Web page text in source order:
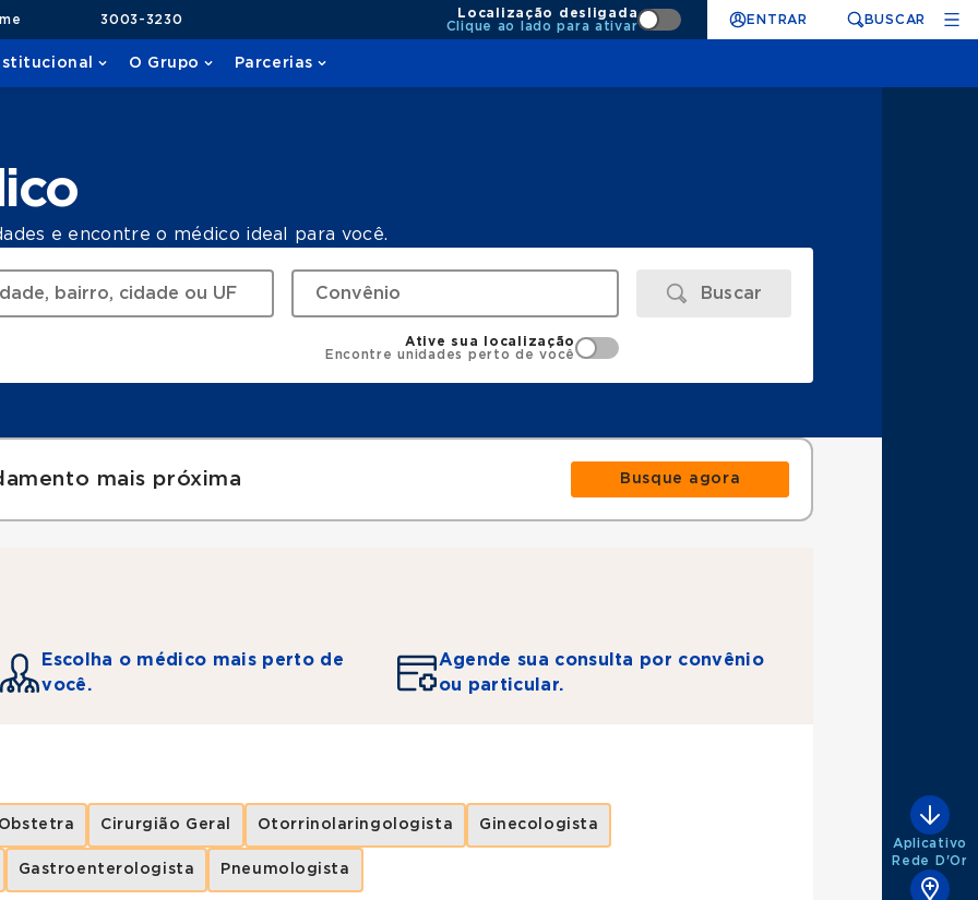
3003-3230
Localização desligada
Clique ao lado para ativar
ENTRAR BUSCAR
O Grupo Parcerias
e encontre o médico ideal para você.
Buscar
Ative sua localização
Encontre unidades perto de você
mais próxima Busque agora
Escolha o médico mais perto de
você.
Agende sua consulta por convênio
ou particular.
Obstetra Cirurgião Geral Otorrinolaringologista Ginecologista
Gastroenterologista Pneumologista
Aplicativo
Rede D'Or